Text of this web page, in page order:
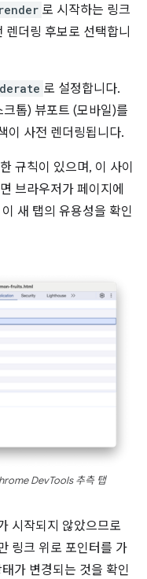
로 시작하는 링크
더링 후보로 선택합니
로 설정합니다.
톱) 뷰포트 (모바일)를
이 사전 렌더링됩니다.
규칙이 있으며, 이 사이
브라우저가 페이지에
새 탭의 유용성을 확인
DevTools 추측 탭
시작되지 않았으므로
링크 위로 포인터를 가
가 변경되는 것을 확인